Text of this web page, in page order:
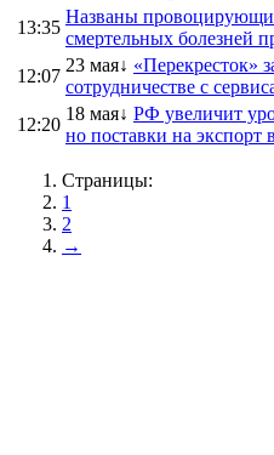
13:35
Названы
смертельных болезней
12:07
23 мая↓ «Перекресток»
сотрудничестве с
12:20
18 мая↓ РФ увеличит
но поставки на экспорт
Страницы:
1
2
→